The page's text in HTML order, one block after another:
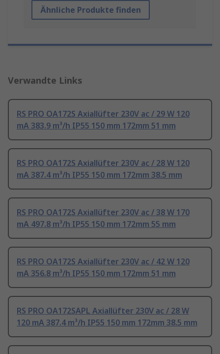
Ähnliche Produkte finden
Verwandte Links
RS PRO OA172S Axiallüfter 230V ac / 29 W 120
mA 383.9 m³/h IP55 150 mm 172mm 51 mm
RS PRO OA172S Axiallüfter 230V ac / 28 W 120
mA 387.4 m³/h IP55 150 mm 172mm 38.5 mm
RS PRO OA172S Axiallüfter 230V ac / 38 W 170
mA 497.8 m³/h IP55 150 mm 172mm 55 mm
RS PRO OA172S Axiallüfter 230V ac / 42 W 120
mA 356.8 m³/h IP55 150 mm 172mm 51 mm
RS PRO OA172SAPL Axiallüfter 230V ac / 28 W
120 mA 387.4 m³/h IP55 150 mm 172mm 38.5 mm